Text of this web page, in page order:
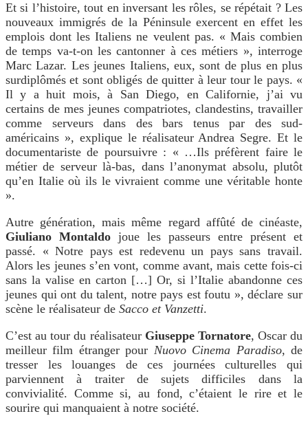
Et si l’histoire, tout en inversant les rôles, se répétait ? Les
nouveaux immigrés de la Péninsule exercent en effet les
emplois dont les Italiens ne veulent pas. « Mais combien
de temps va-t-on les cantonner à ces métiers », interroge
Marc Lazar. Les jeunes Italiens, eux, sont de plus en plus
surdiplômés et sont obligés de quitter à leur tour le pays. «
Il y a huit mois, à San Diego, en Californie, j’ai vu
certains de mes jeunes compatriotes, clandestins, travailler
comme serveurs dans des bars tenus par des sud-
américains », explique le réalisateur Andrea Segre. Et le
documentariste de poursuivre : « …Ils préfèrent faire le
métier de serveur là-bas, dans l’anonymat absolu, plutôt
qu’en Italie où ils le vivraient comme une véritable honte
».
Autre génération, mais même regard affûté de cinéaste,
Giuliano Montaldo joue les passeurs entre présent et
passé. « Notre pays est redevenu un pays sans travail.
Alors les jeunes s’en vont, comme avant, mais cette fois-ci
sans la valise en carton […] Or, si l’Italie abandonne ces
jeunes qui ont du talent, notre pays est foutu », déclare sur
scène le réalisateur de Sacco et Vanzetti.
C’est au tour du réalisateur Giuseppe Tornatore, Oscar du
meilleur film étranger pour Nuovo Cinema Paradiso, de
tresser les louanges de ces journées culturelles qui
parviennent à traiter de sujets difficiles dans la
convivialité. Comme si, au fond, c’étaient le rire et le
sourire qui manquaient à notre société.